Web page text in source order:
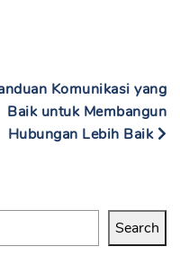
Komunikasi yang
Baik untuk Membangun
Hubungan Lebih Baik
Search